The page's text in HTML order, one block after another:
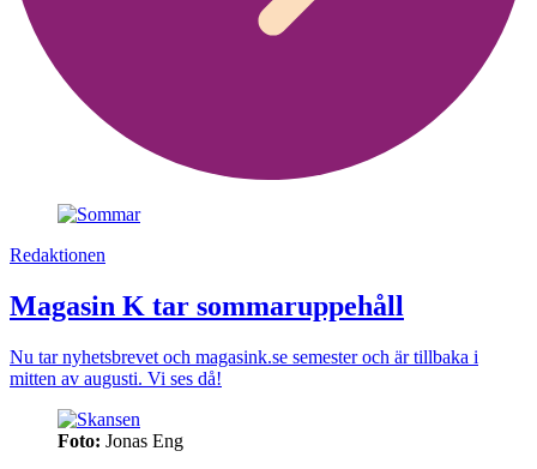
Redaktionen
Magasin K tar sommaruppehåll
Nu tar nyhetsbrevet och magasink.se semester och är tillbaka i
mitten av augusti. Vi ses då!
Foto: Jonas Eng